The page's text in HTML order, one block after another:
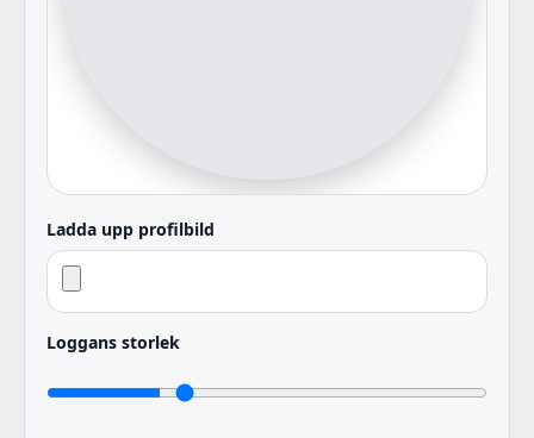
Ladda upp profilbild
Loggans storlek